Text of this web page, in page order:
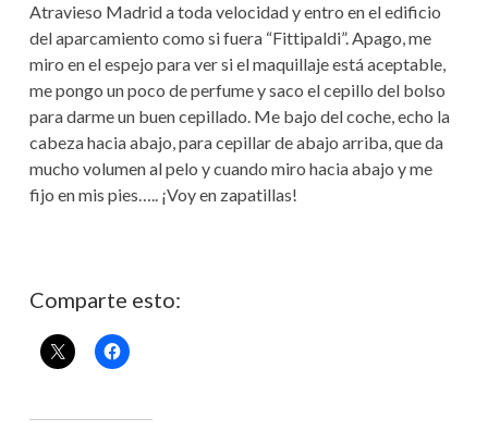
Atravieso Madrid a toda velocidad y entro en el edificio
del aparcamiento como si fuera “Fittipaldi”. Apago, me
miro en el espejo para ver si el maquillaje está aceptable,
me pongo un poco de perfume y saco el cepillo del bolso
para darme un buen cepillado. Me bajo del coche, echo la
cabeza hacia abajo, para cepillar de abajo arriba, que da
mucho volumen al pelo y cuando miro hacia abajo y me
fijo en mis pies….. ¡Voy en zapatillas!
Comparte esto: